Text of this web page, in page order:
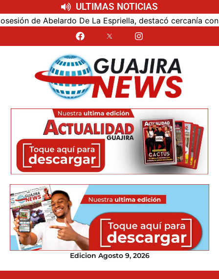
ULTIMAS NOTICIAS
de Abelardo De La Espriella, destacó cercanía con el
Edicion Agosto 9, 2026